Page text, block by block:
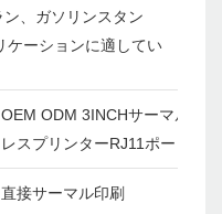
、ガソリンスタン
ケーションに適してい
OEM ODM 3INCHサーマルレ
レスプリンターRJ11ポート
直接サーマル印刷